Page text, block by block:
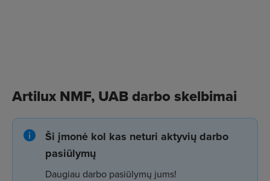
Artilux NMF, UAB darbo skelbimai
Ši įmonė kol kas neturi aktyvių darbo
pasiūlymų
Daugiau darbo pasiūlymų jums!